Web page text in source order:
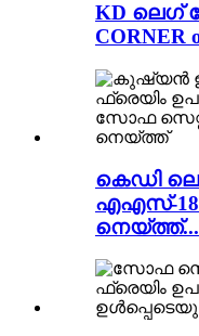
KD ലെഗ്
CORNER
കെഡി
എഎസ്-
നെയ്ത്ത്...